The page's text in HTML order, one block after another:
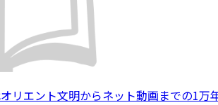
リエント文明からネット動画までの1万